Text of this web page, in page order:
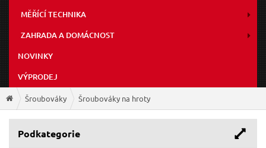
MĚŘÍCÍ TECHNIKA
ZAHRADA A DOMÁCNOST
NOVINKY
VÝPRODEJ
Šroubováky Šroubováky na hroty
Podkategorie